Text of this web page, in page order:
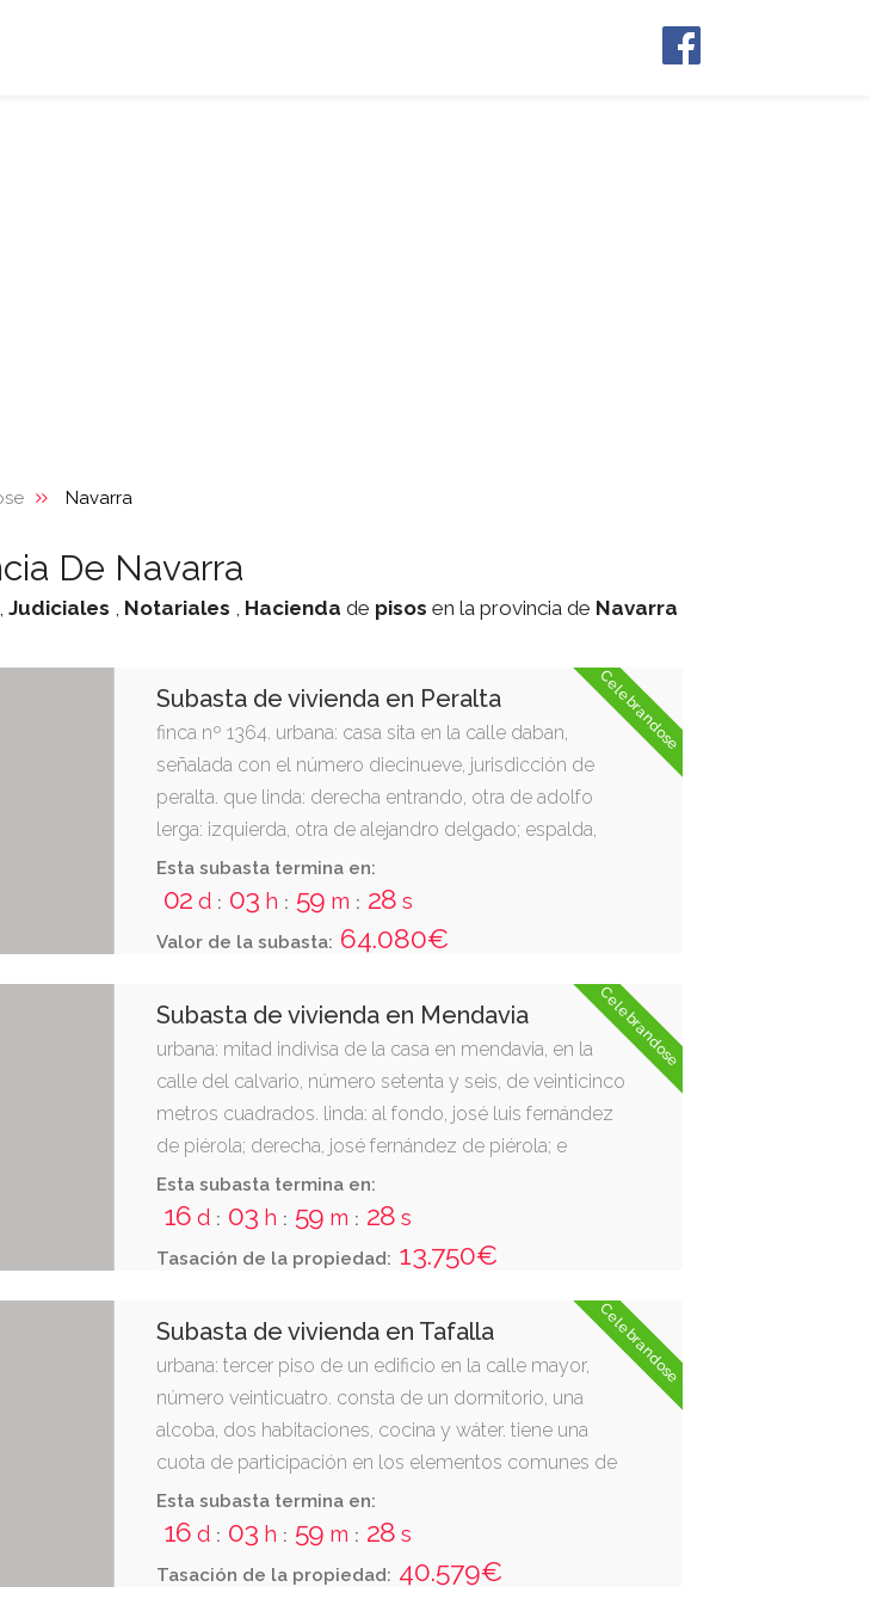
Navarra
De Navarra
, Judiciales , Notariales , Hacienda de pisos en la provincia de Navarra
Celebrandose
Subasta de vivienda en Peralta
finca nº 1364. urbana: casa sita en la calle daban,
señalada con el número diecinueve, jurisdicción de
peralta. que linda: derecha entrando, otra de adolfo
lerga: izquierda, otra de alejandro delgado; espalda,
otra de cirila irigaray. consta de tres pisos y el bajo. se
halla asentada sobre una parcela de ciento veintiocho
metros cuadrados. inscrita en el registro de la
propiedad de tafalla al tomo 1880, libro 153, folio 1,
Esta subasta termina en:
02 d : 03 h : 59 m : 27 s
Valor de la subasta: 64.080€
Celebrandose
Subasta de vivienda en Mendavia
urbana: mitad indivisa de la casa en mendavia, en la
calle del calvario, número setenta y seis, de veinticinco
metros cuadrados. linda: al fondo, josé luis fernández
de piérola; derecha, josé fernández de piérola; e
izquierda, luis uzqueda gómez. es la parcela 1603 del
polígono 5 del catastro.
Esta subasta termina en:
16 d : 03 h : 59 m : 27 s
Tasación de la propiedad: 13.750€
Celebrandose
Subasta de vivienda en Tafalla
urbana: tercer piso de un edificio en la calle mayor,
número veinticuatro. consta de un dormitorio, una
alcoba, dos habitaciones, cocina y wáter. tiene una
cuota de participación en los elementos comunes de
treinta y cinco por cienro. la finca matriz linda: derecha
entrando y espalda, casa número veintidós de
sucesores de ricardo huarte mendicoa; izquierda, casa
número veintiséis de justo vera. es la unidad urbana 5,
Esta subasta termina en:
16 d : 03 h : 59 m : 27 s
Tasación de la propiedad: 40.579€